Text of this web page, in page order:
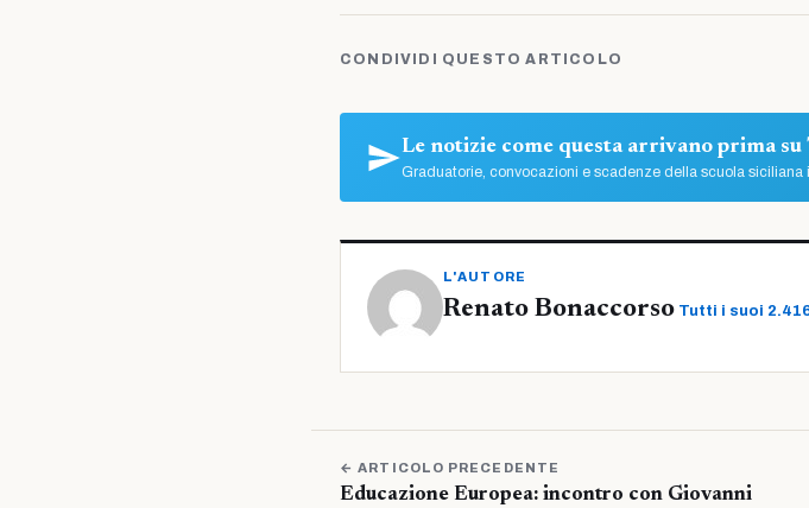
CONDIVIDI QUESTO ARTICOLO
Le notizie come questa arrivano prima su
Graduatorie, convocazioni e scadenze della scuola siciliana
L'AUTORE
Renato Bonaccorso Tutti i suoi
← ARTICOLO PRECEDENTE
Educazione Europea: incontro con Giovanni